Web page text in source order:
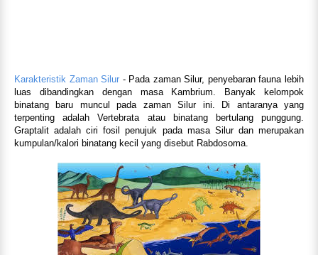
Karakteristik Zaman Silur - Pada zaman Silur, penyebaran fauna lebih
luas dibandingkan dengan masa Kambrium. Banyak kelompok
binatang baru muncul pada zaman Silur ini. Di antaranya yang
terpenting adalah Vertebrata atau binatang bertulang punggung.
Graptalit adalah ciri fosil penujuk pada masa Silur dan merupakan
kumpulan/kalori binatang kecil yang disebut Rabdosoma.